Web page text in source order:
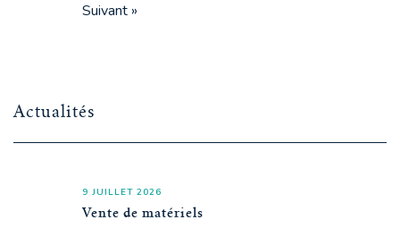
Suivant »
Actualités
9 JUILLET 2026
Vente de matériels